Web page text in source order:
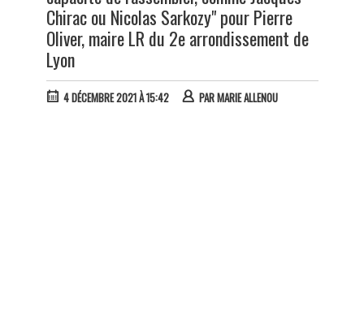
Chirac ou Nicolas Sarkozy" pour Pierre
Oliver, maire LR du 2e arrondissement de
Lyon
4 DÉCEMBRE 2021 À 15:42 PARMARIE ALLENOU